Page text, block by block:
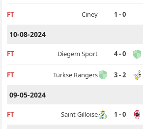
FT Ciney 1 - 0
10-08-2024
FT Diegem Sport 4 - 0
FT Turkse Rangers 3 - 2
09-05-2024
FT Saint Gilloise 1 - 0